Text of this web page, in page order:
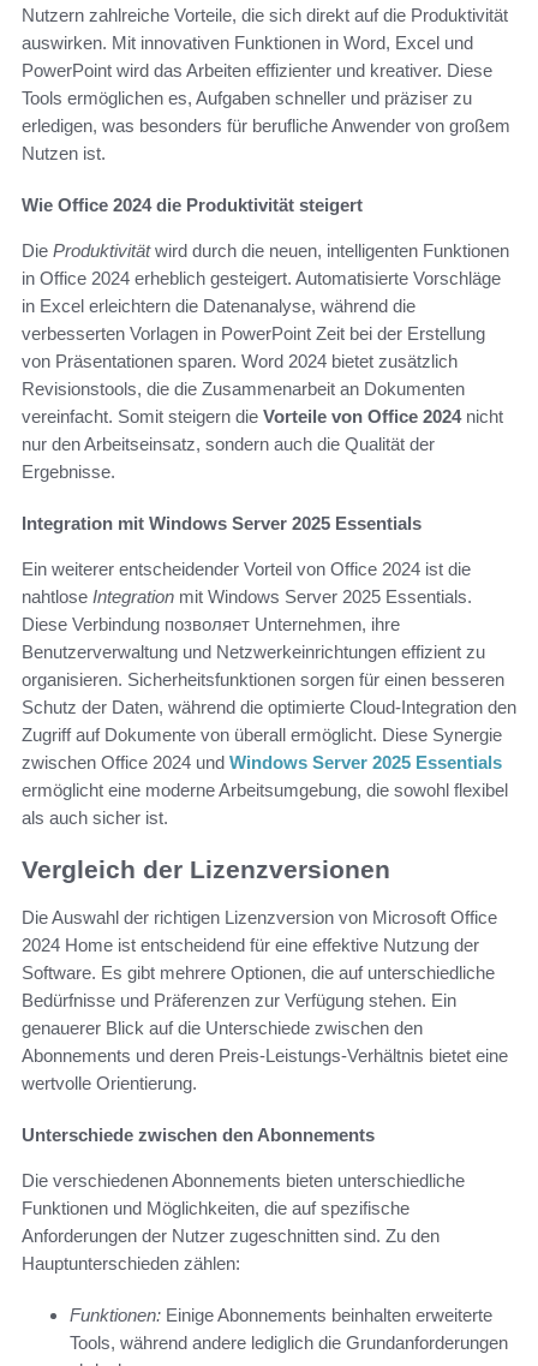
Nutzern zahlreiche Vorteile, die sich direkt auf die Produktivität
auswirken. Mit innovativen Funktionen in Word, Excel und
PowerPoint wird das Arbeiten effizienter und kreativer. Diese
Tools ermöglichen es, Aufgaben schneller und präziser zu
erledigen, was besonders für berufliche Anwender von großem
Nutzen ist.
Wie Office 2024 die Produktivität steigert
Die Produktivitätwird durch die neuen, intelligenten Funktionen
in Office 2024 erheblich gesteigert. Automatisierte Vorschläge
in Excel erleichtern die Datenanalyse, während die
verbesserten Vorlagen in PowerPoint Zeit bei der Erstellung
von Präsentationen sparen. Word 2024 bietet zusätzlich
Revisionstools, die die Zusammenarbeit an Dokumenten
vereinfacht. Somit steigern die Vorteile von Office 2024nicht
nur den Arbeitseinsatz, sondern auch die Qualität der
Ergebnisse.
Integration mit Windows Server 2025 Essentials
Ein weiterer entscheidender Vorteil von Office 2024 ist die
nahtlose Integration mit Windows Server 2025 Essentials.
Diese Verbindung позволяет Unternehmen, ihre
Benutzerverwaltung und Netzwerkeinrichtungen effizient zu
organisieren. Sicherheitsfunktionen sorgen für einen besseren
Schutz der Daten, während die optimierte Cloud-Integration den
Zugriff auf Dokumente von überall ermöglicht. Diese Synergie
zwischen Office 2024 und Windows Server 2025 Essentials
ermöglicht eine moderne Arbeitsumgebung, die sowohl flexibel
als auch sicher ist.
Vergleich der Lizenzversionen
Die Auswahl der richtigen Lizenzversion von Microsoft Office
2024 Home ist entscheidend für eine effektive Nutzung der
Software. Es gibt mehrere Optionen, die auf unterschiedliche
Bedürfnisse und Präferenzen zur Verfügung stehen. Ein
genauerer Blick auf die Unterschiede zwischen den
Abonnements und deren Preis-Leistungs-Verhältnis bietet eine
wertvolle Orientierung.
Unterschiede zwischen den Abonnements
Die verschiedenen Abonnements bieten unterschiedliche
Funktionen und Möglichkeiten, die auf spezifische
Anforderungen der Nutzer zugeschnitten sind. Zu den
Hauptunterschieden zählen:
Funktionen: Einige Abonnements beinhalten erweiterte
Tools, während andere lediglich die Grundanforderungen